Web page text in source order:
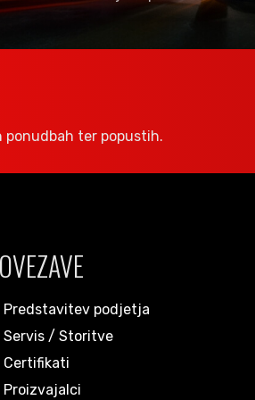
ponudbah ter popustih.
Predstavitev podjetja
Servis / Storitve
Certifikati
Proizvajalci